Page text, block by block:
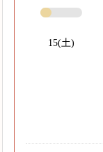
15(土)